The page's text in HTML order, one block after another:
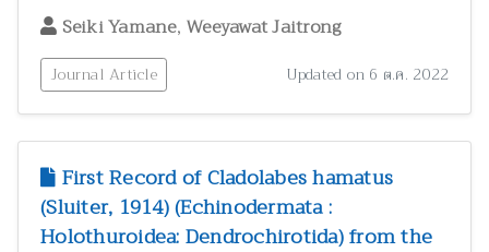
Seiki Yamane, Weeyawat Jaitrong
Journal Article Updated on 6 ต.ค. 2022
First Record of Cladolabes hamatus
(Sluiter, 1914) (Echinodermata :
Holothuroidea: Dendrochirotida) from the